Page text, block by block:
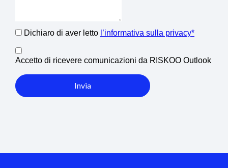
Dichiaro di aver letto l’informativa sulla privacy*
Accetto di ricevere comunicazioni da RISKOO Outlook
Invia